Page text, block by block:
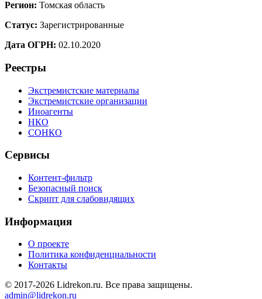
Регион: Томская область
Статус: Зарегистрированные
Дата ОГРН: 02.10.2020
Реестры
Экстремистские материалы
Экстремистские организации
Иноагенты
НКО
СОНКО
Сервисы
Контент-фильтр
Безопасный поиск
Скрипт для слабовидящих
Информация
О проекте
Политика конфиденциальности
Контакты
© 2017-2026 Lidrekon.ru. Все права защищены.
admin@lidrekon.ru